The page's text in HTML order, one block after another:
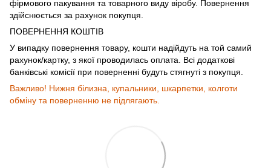
фірмового пакування та товарного виду віробу. Повернення
здійснюється за рахунок покупця.
ПОВЕРНЕННЯ КОШТІВ
У випадку повернення товару, кошти надійдуть на той самий
рахунок/картку, з якої проводилась оплата. Всі додаткові
банківські комісії при поверненні будуть стягнуті з покупця.
Важливо! Нижня білизна, купальники, шкарпетки, колготи
обміну та поверненню не підлягають.